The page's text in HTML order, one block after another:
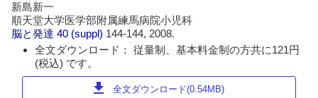
新島新一
順天堂大学医学部附属練馬病院小児科
脳と発達 40 (suppl) 144-144, 2008.
全文ダウンロード： 従量制、基本料金制の方共に121円
(税込) です。
download 全文ダウンロード(0.54MB)